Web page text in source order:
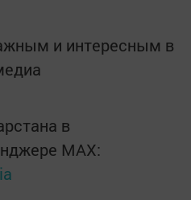
и интересным в
в
MАХ: